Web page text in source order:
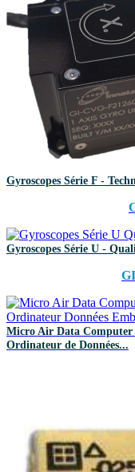
Gyroscopes Série F -
Gyroscopes Série U -
Micro Air Data
Ordinateur de Données...